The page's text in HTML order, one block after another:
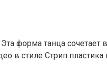
форма танца сочетает
в стиле Стрип